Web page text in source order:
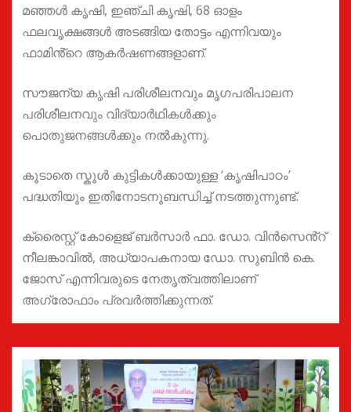
മഞ്ഞൾ കൃഷി, ഇഞ്ചി കൃഷി, 68 ഓളം
ഫലവൃക്ഷങ്ങൾ അടങ്ങിയ തോട്ടം എന്നിവയും
ഫാമിൻ്റെ ആകർഷണങ്ങളാണ്.
സൗജന്യ കൃഷി പരിശീലനവും മൃഗപരിപാലന
പരിശീലനവും വിദ്യാർഥികൾക്കും
പൊതുജനങ്ങൾക്കും നൽകുന്നു.
കൂടാതെ സ്കൂൾ കുട്ടികൾക്കായുള്ള ‘കൃഷിപാഠം’
പദ്ധതിയും ഇതിനോടനുബന്ധിച്ച് നടത്തുന്നുണ്ട്.
ക്രൈസ്റ്റ് കോളെജ് ബർസാർ ഫാ. ഡോ. വിൻസെൻ്റ്
നീലങ്കാവിൽ, അധ്യാപകനായ ഡോ. സുബിൻ കെ.
ജോസ് എന്നിവരുടെ നേതൃത്വത്തിലാണ്
അഗ്രോഫാം പ്രവർത്തിക്കുന്നത്.